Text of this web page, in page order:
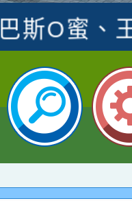
榮獲社
斯O蜜、
科展 國
老師、
二班張O
國小朗讀
師
桃園市中
榮獲教
2026世